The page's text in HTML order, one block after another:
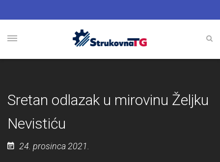
Sretan odlazak u mirovinu Željku
Nevistiću
24. prosinca 2021.